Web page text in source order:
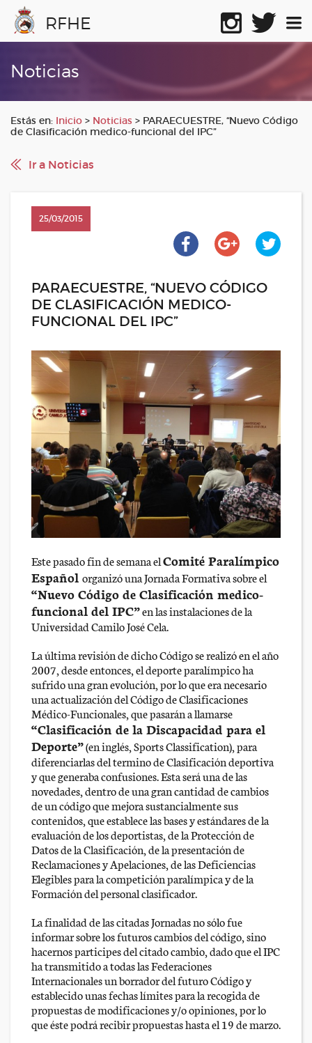
RFHE
Noticias
Estás en: Inicio > Noticias > PARAECUESTRE, “Nuevo Código
de Clasificación medico-funcional del IPC”
Ir a Noticias
25/03/2015
PARAECUESTRE, “NUEVO CÓDIGO
DE CLASIFICACIÓN MEDICO-
FUNCIONAL DEL IPC”
Este pasado fin de semana elComité Paralímpico
Español organizó una Jornada Formativa sobre el
“Nuevo Código de Clasificación medico-
funcional del IPC”en las instalaciones de la
Universidad Camilo José Cela.
La última revisión de dicho Código se realizó en el año
2007, desde entonces, el deporte paralímpico ha
sufrido una gran evolución, por lo que era necesario
una actualización del Código de Clasificaciones
Médico-Funcionales, que pasarán a llamarse
“Clasificación de la Discapacidad para el
Deporte”(en inglés, Sports Classification), para
diferenciarlas del termino de Clasificación deportiva
y que generaba confusiones. Esta será una de las
novedades, dentro de una gran cantidad de cambios
de un código que mejora sustancialmente sus
contenidos, que establece las bases y estándares de la
evaluación de los deportistas, de la Protección de
Datos de la Clasificación, de la presentación de
Reclamaciones y Apelaciones, de las Deficiencias
Elegibles para la competición paralímpica y de la
Formación del personal clasificador.
La finalidad de las citadas Jornadas no sólo fue
informar sobre los futuros cambios del código, sino
hacernos participes del citado cambio, dado que el IPC
ha transmitido a todas las Federaciones
Internacionales un borrador del futuro Código y
establecido unas fechas límites para la recogida de
propuestas de modificaciones y/o opiniones, por lo
que éste podrá recibir propuestas hasta el 19 de marzo.